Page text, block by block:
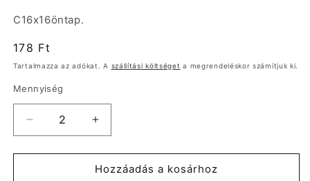
Termékváltozat:
C16x16öntap.
Normál
ár
178 Ft
Tartalmazza az adókat. A szállítási költséget a megrendeléskor számítjuk ki.
Mennyiség
Canalux
Kábelcsatorna
Fehér
Canalux
Kábelcsatorna
Fehér
Öntapadós
Hozzáadás a kosárhoz